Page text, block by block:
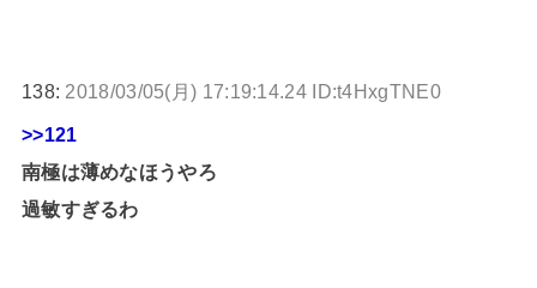
138: 2018/03/05(月) 17:19:14.24 ID:t4HxgTNE0
>>121
南極は薄めなほうやろ
過敏すぎるわ